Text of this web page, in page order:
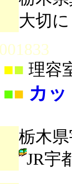
大切に
■ 理容
■■ カ
栃木
JR宇